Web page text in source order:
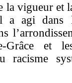
la vigueur et
a agi dans
Grâce et
racisme